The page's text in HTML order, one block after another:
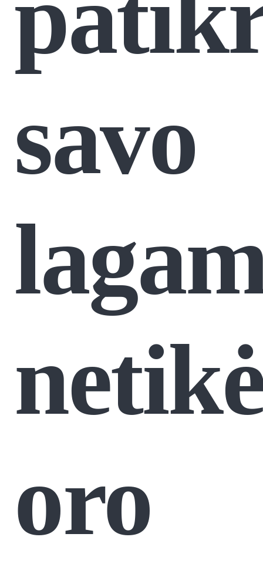
savo
oro